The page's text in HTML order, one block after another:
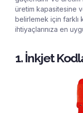
üretim kapasitesine
belirlemek için farklı
ihtiyaçlarınıza en
1. İnkjet